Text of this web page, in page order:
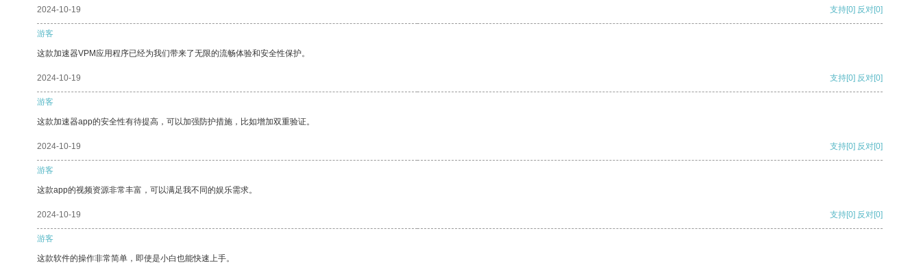
2024-10-19 支持[0] 反对[0]
游客
这款加速器VPM应用程序已经为我们带来了无限的流畅体验和安全性保护。
2024-10-19 支持[0] 反对[0]
游客
这款加速器app的安全性有待提高，可以加强防护措施，比如增加双重验证。
2024-10-19 支持[0] 反对[0]
游客
这款app的视频资源非常丰富，可以满足我不同的娱乐需求。
2024-10-19 支持[0] 反对[0]
游客
这款软件的操作非常简单，即使是小白也能快速上手。